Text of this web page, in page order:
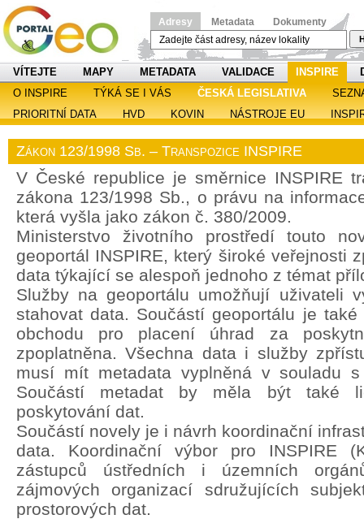
Adresy Metadata Dokumenty
VÍTEJTE MAPY METADATA VALIDACE INSPIRE
O INSPIRE
TÝKÁ SE I VÁS ČESKÁ LEGISLATIVA
PRIORITNÍ DATA
HVD KOVIN NÁSTROJE EU
Zákon 123/1998 Sb. – Transpozice INSPIRE
V České republice je směrnice INSPIRE
zákona 123/1998 Sb., o právu na
která vyšla jako zákon č. 380/2009.
Ministerstvo životního prostředí touto
geoportál INSPIRE, který široké veřejnosti
data týkající se alespoň jednoho z témat
Služby na geoportálu umožňují uživateli
stahovat data. Součástí geoportálu je také
obchodu pro placení úhrad za
zpoplatněna. Všechna data i služby
musí mít metadata vyplněná v souladu s
Součástí metadat by měla být také
poskytování dat.
Součástí novely je i návrh koordinační
data. Koordinační výbor pro INSPIRE
zástupců ústředních i územních
zájmových organizací sdružujících
prostorových dat.